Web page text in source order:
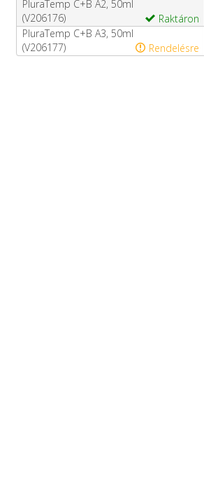
PluraTemp C+B A2, 50ml
(V206176)
Raktáron
PluraTemp C+B A3, 50ml
(V206177)
Rendelésre